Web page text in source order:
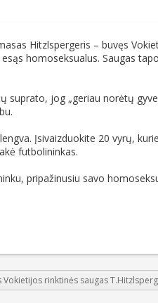
Hitzlspergeris – buvęs
homoseksualus. Saugas
suprato, jog „geriau norėtų
Įsivaizduokite 20 vyrų,
futbolininkas.
pripažinusiu savo
Vokietijos rinktinės saugas